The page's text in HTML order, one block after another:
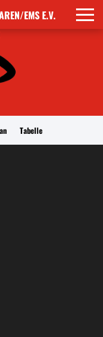
EMS E.V.
Tabelle